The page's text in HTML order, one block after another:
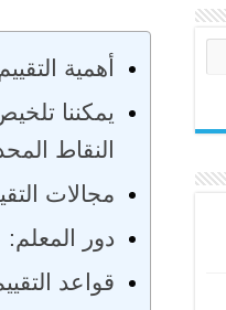
أهمية
يمكننا
النقاط
مجالات
دور المعلم:
قواعد